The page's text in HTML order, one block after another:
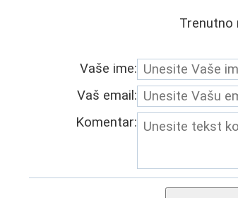
Trenutno
Vaše ime:
Vaš email:
Komentar: